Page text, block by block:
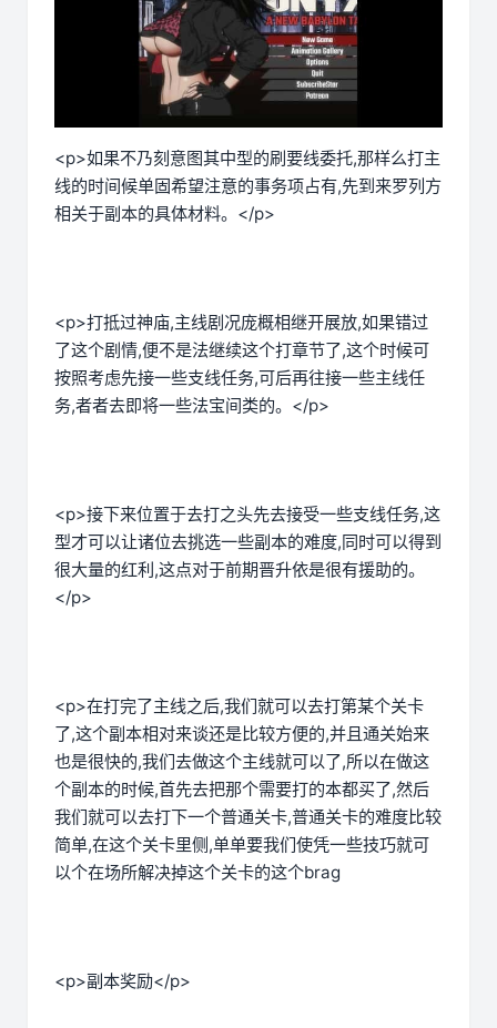
<p>如果不乃刻意图其中型的刷要线委托,那样么打主
线的时间候单固希望注意的事务项占有,先到来罗列方
相关于副本的具体材料。</p>
<p>打抵过神庙,主线剧况庞概相继开展放,如果错过
了这个剧情,便不是法继续这个打章节了,这个时候可
按照考虑先接一些支线任务,可后再往接一些主线任
务,者者去即将一些法宝间类的。</p>
<p>接下来位置于去打之头先去接受一些支线任务,这
型才可以让诸位去挑选一些副本的难度,同时可以得到
很大量的红利,这点对于前期晋升依是很有援助的。
</p>
<p>在打完了主线之后,我们就可以去打第某个关卡
了,这个副本相对来谈还是比较方便的,并且通关始来
也是很快的,我们去做这个主线就可以了,所以在做这
个副本的时候,首先去把那个需要打的本都买了,然后
我们就可以去打下一个普通关卡,普通关卡的难度比较
简单,在这个关卡里侧,单单要我们使凭一些技巧就可
以个在场所解决掉这个关卡的这个brag
<p>副本奖励</p>